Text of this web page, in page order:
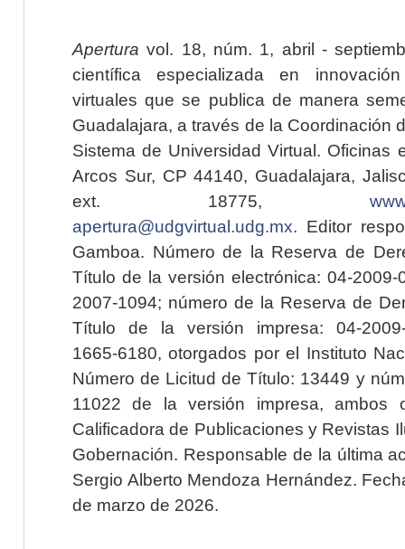
Apertura vol. 18, núm. 1, abril -
científica especializada en
virtuales que se publica de manera
Guadalajara, a través de la Coordinación
Sistema de Universidad Virtual. Oficinas
Arcos Sur, CP 44140, Guadalajara,
ext. 18775,
apertura@udgvirtual.udg.mx. Editor
Gamboa. Número de la Reserva de
Título de la versión electrónica: 04-2009-
2007-1094; número de la Reserva de
Título de la versión impresa: 04-2009-
1665-6180, otorgados por el Instituto
Número de Licitud de Título: 13449 y
11022 de la versión impresa, ambos
Calificadora de Publicaciones y Revistas
Gobernación. Responsable de la última
Sergio Alberto Mendoza Hernández.
de marzo de 2026.